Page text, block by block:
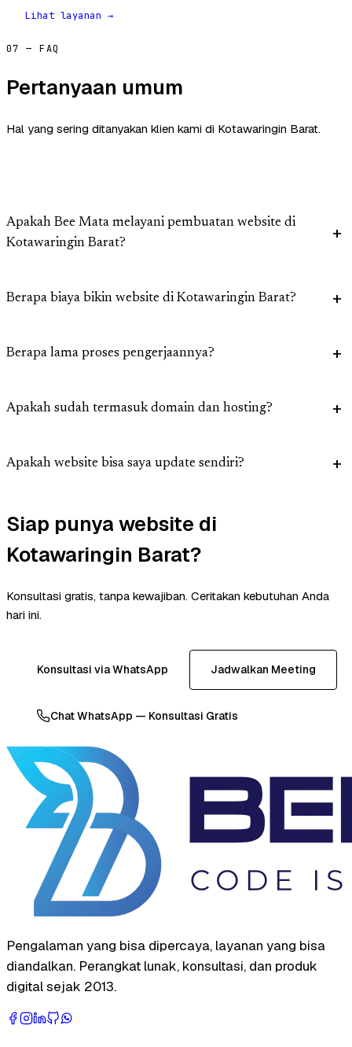
Lihat layanan →
07 — FAQ
Pertanyaan umum
Hal yang sering ditanyakan klien kami di Kotawaringin Barat.
Apakah Bee Mata melayani pembuatan website di
Kotawaringin Barat?
Berapa biaya bikin website di Kotawaringin Barat?
Berapa lama proses pengerjaannya?
Apakah sudah termasuk domain dan hosting?
Apakah website bisa saya update sendiri?
Siap punya website di
Kotawaringin Barat?
Konsultasi gratis, tanpa kewajiban. Ceritakan kebutuhan Anda
hari ini.
Konsultasi via WhatsApp Jadwalkan Meeting
Chat WhatsApp — Konsultasi Gratis
Pengalaman yang bisa dipercaya, layanan yang bisa
diandalkan. Perangkat lunak, konsultasi, dan produk
digital sejak 2013.